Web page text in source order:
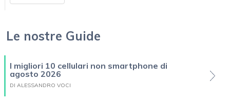
Le nostre Guide
I migliori 10 cellulari non smartphone di
agosto 2026
DI ALESSANDRO VOCI